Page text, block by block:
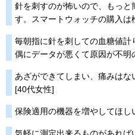
針を刺すのが怖いので、もっと
す。スマートウォッチの購入は
毎朝指に針を刺しての血糖値
偶にデータが悪くて原因が不
あざができてしまい、痛みは
[40代女性]
保険適用の機器を増やしてほし